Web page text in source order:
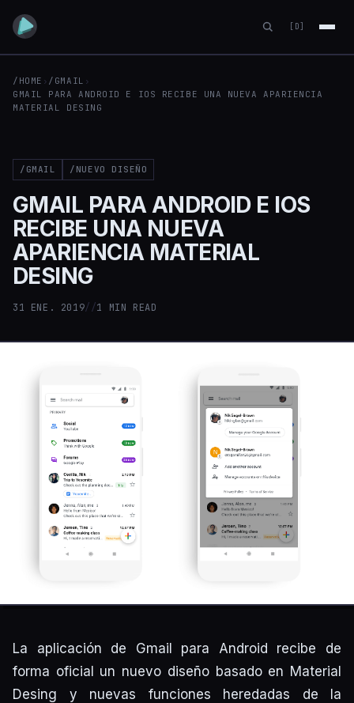
[D]
/HOME › /GMAIL ›
GMAIL PARA ANDROID E IOS RECIBE UNA NUEVA APARIENCIA
MATERIAL DESING
/GMAIL /NUEVO DISEÑO
GMAIL PARA ANDROID E IOS
RECIBE UNA NUEVA
APARIENCIA MATERIAL
DESING
31 ENE. 2019//1 MIN READ
La aplicación de Gmail para Android recibe de
forma oficial un nuevo diseño basado en Material
Desing y nuevas funciones heredadas de la